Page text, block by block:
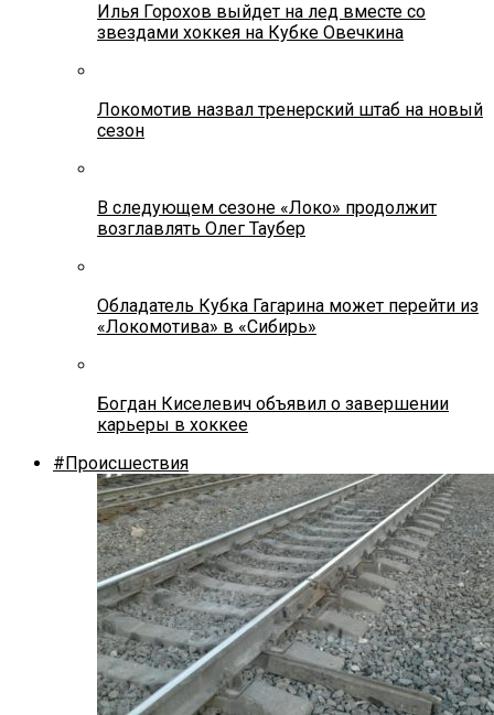
Илья Горохов выйдет на лед вместе со
звездами хоккея на Кубке Овечкина
Локомотив назвал тренерский штаб на новый
сезон
В следующем сезоне «Локо» продолжит
возглавлять Олег Таубер
Обладатель Кубка Гагарина может перейти из
«Локомотива» в «Сибирь»
Богдан Киселевич объявил о завершении
карьеры в хоккее
#Происшествия